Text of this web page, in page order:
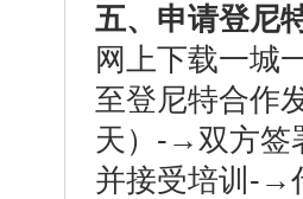
五、申请登尼
网上下载一城
至登尼特合作
天）-→双方签
并接受培训-→